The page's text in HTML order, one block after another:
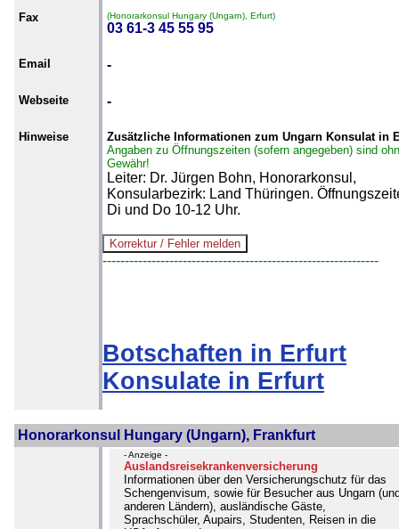
Fax (Honorarkonsul Hungary (Ungarn), Erfurt)
03 61-3 45 55 95
Email -
Webseite -
Hinweise
Zusätzliche Informationen zum Ungarn Konsulat in
Angaben zu Öffnungszeiten (sofern angegeben) sind
Gewähr!
Leiter: Dr. Jürgen Bohn, Honorarkonsul,
Konsularbezirk: Land Thüringen.
Di und Do 10-12 Uhr.
--------------------------------------------------------------
Botschaften in Erfurt
Konsulate in Erfurt
Honorarkonsul Hungary (Ungarn), Frankfurt
- Anzeige -
Auslandsreisekrankenversicherung
Informationen über den Versicherungschutz für das
Schengenvisum, sowie für Besucher aus Ungarn
anderen Ländern), ausländische Gäste,
Sprachschüler, Aupairs, Studenten, Reisen in die